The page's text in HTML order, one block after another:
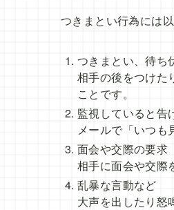
つきまとい行為には
つきまとい、待ち
相手の後をつけた
ことです。
監視していると告
メールで「いつも
面会や交際の要求
相手に面会や交際
乱暴な言動など
大声を出したり怒